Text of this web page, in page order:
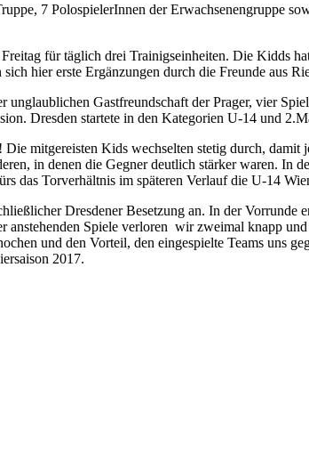
7 PolospielerInnen der Erwachsenengruppe
für täglich drei Trainigseinheiten. Die Kidds
hier erste Ergänzungen durch die Freunde aus
unglaublichen Gastfreundschaft der Prager, vier
Dresden startete in den Kategorien U-14 und
mitgereisten Kids wechselten stetig durch,
in denen die Gegner deutlich stärker waren. In
das Torverhältnis im späteren Verlauf die U-14
Dresdener Besetzung an. In der
Spiele verloren wir zweimal knapp
und den Vorteil, den eingespielte Teams uns
2017.